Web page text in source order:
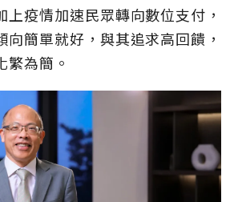
上疫情加速民眾轉向數位支付，
向簡單就好，與其追求高回饋，
繁為簡。